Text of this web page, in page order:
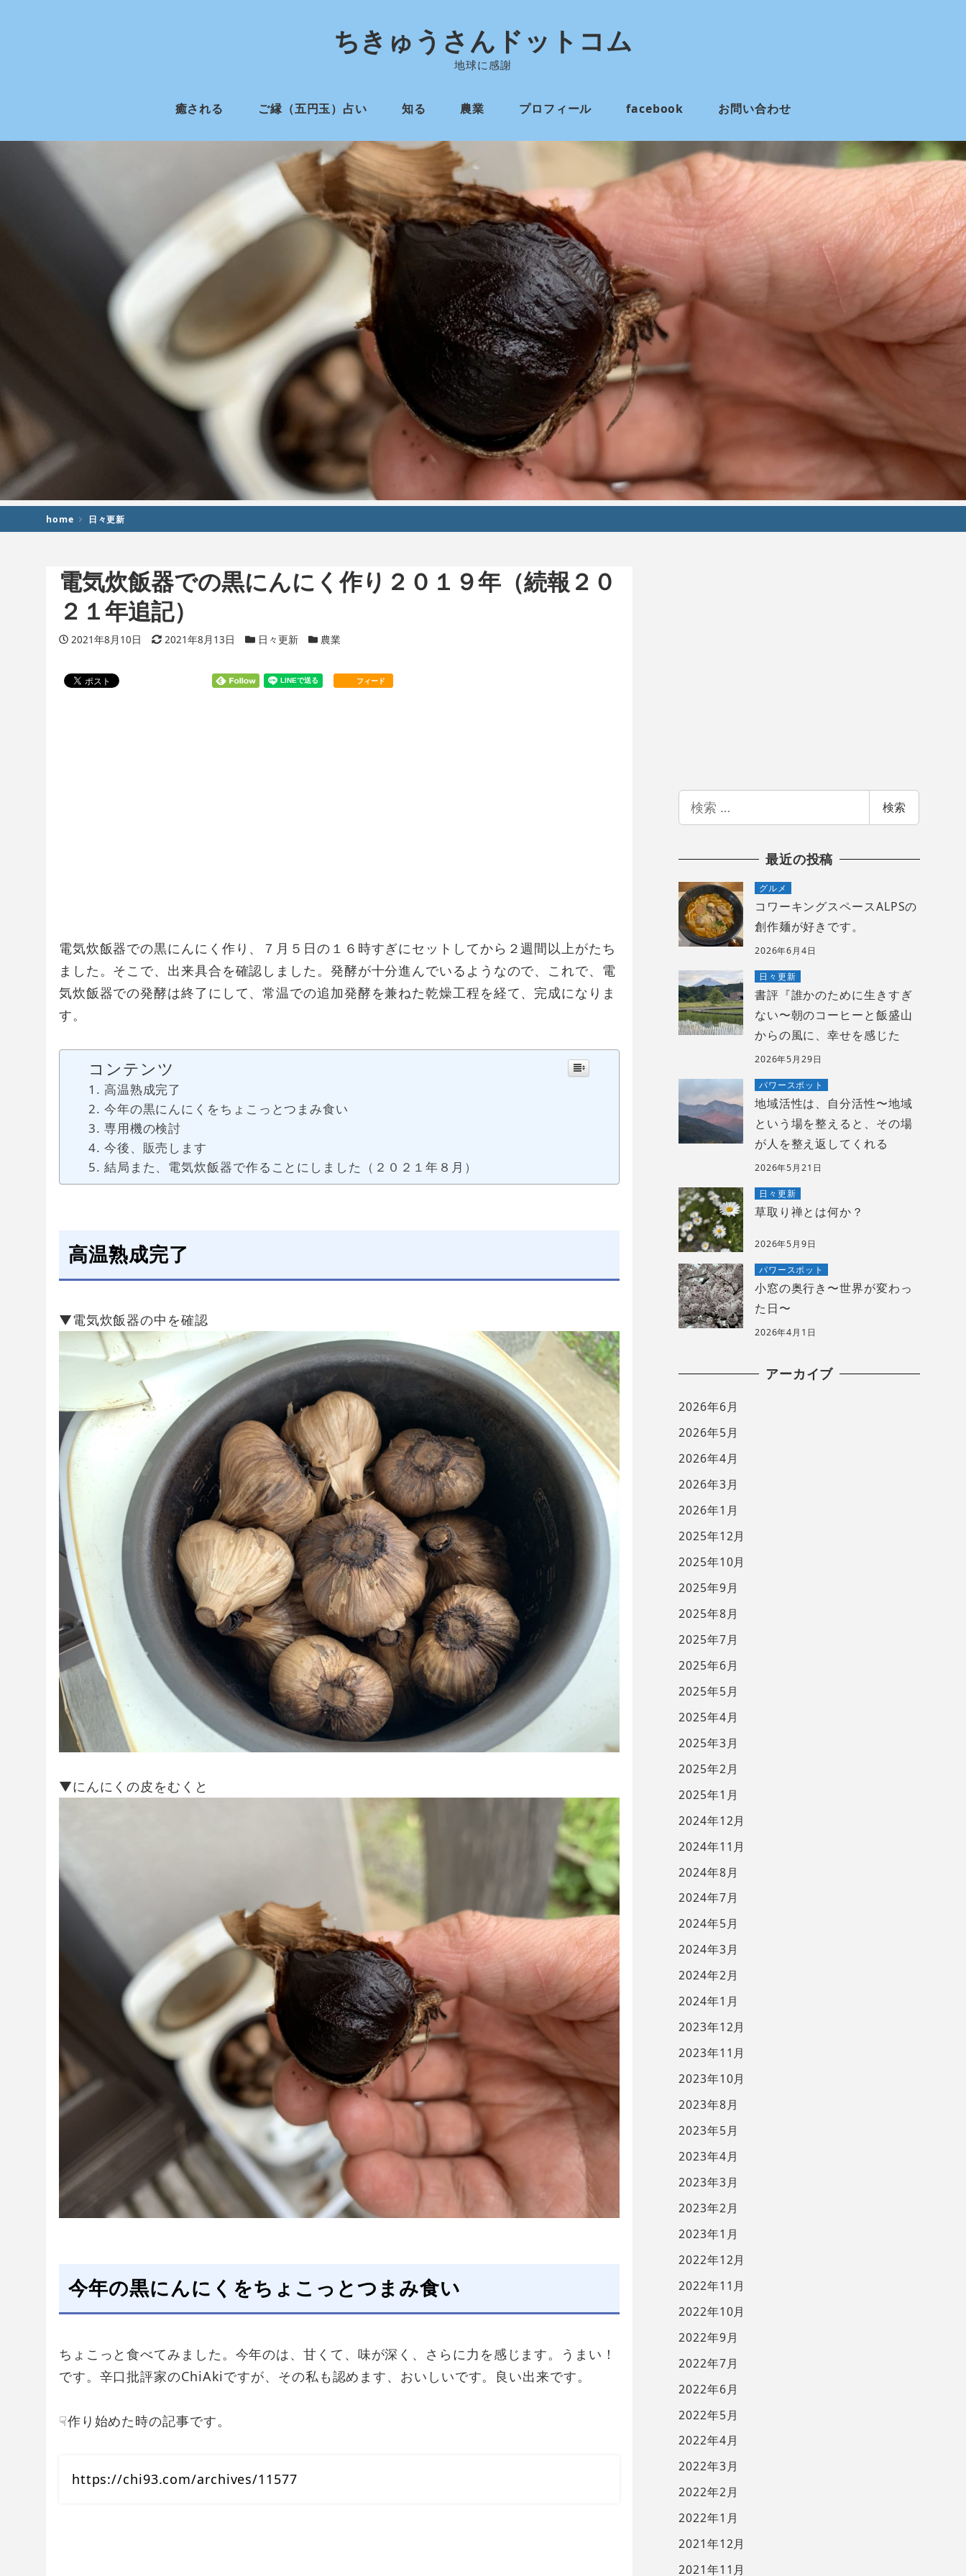
ちきゅうさんドットコム
地球に感謝
癒される ご縁（五円玉）占い 知る 農業 プロフィール facebook お問い合わせ
home 日々更新
電気炊飯器での黒にんにく作り２０１９年（続報２０
２１年追記）
投稿日
2021年8月10日 更新日
2021年8月13日 カテゴリー
日々更新 カテゴリー
農業
フィード
電気炊飯器での黒にんにく作り、７月５日の１６時すぎにセットしてから２週間以上がたち
ました。そこで、出来具合を確認しました。発酵が十分進んでいるようなので、これで、電
気炊飯器での発酵は終了にして、常温での追加発酵を兼ねた乾燥工程を経て、完成になりま
す。
コンテンツ
高温熟成完了
今年の黒にんにくをちょこっとつまみ食い
専用機の検討
今後、販売します
結局また、電気炊飯器で作ることにしました（２０２１年８月）
高温熟成完了
▼電気炊飯器の中を確認
▼にんにくの皮をむくと
今年の黒にんにくをちょこっとつまみ食い
ちょこっと食べてみました。今年のは、甘くて、味が深く、さらに力を感じます。うまい！
です。辛口批評家のChiAkiですが、その私も認めます、おいしいです。良い出来です。
☟作り始めた時の記事です。
https://chi93.com/archives/11577
索
検索
最近の投稿
グルメ
コワーキングスペースALPSの
創作麺が好きです。
2026年6月4日
日々更新
書評『誰かのために生きすぎ
ない〜朝のコーヒーと飯盛山
からの風に、幸せを感じた
2026年5月29日
パワースポット
地域活性は、自分活性〜地域
という場を整えると、その場
が人を整え返してくれる
2026年5月21日
日々更新
草取り禅とは何か？
2026年5月9日
パワースポット
小窓の奥行き〜世界が変わっ
た日〜
2026年4月1日
アーカイブ
2026年6月
2026年5月
2026年4月
2026年3月
2026年1月
2025年12月
2025年10月
2025年9月
2025年8月
2025年7月
2025年6月
2025年5月
2025年4月
2025年3月
2025年2月
2025年1月
2024年12月
2024年11月
2024年8月
2024年7月
2024年5月
2024年3月
2024年2月
2024年1月
2023年12月
2023年11月
2023年10月
2023年8月
2023年5月
2023年4月
2023年3月
2023年2月
2023年1月
2022年12月
2022年11月
2022年10月
2022年9月
2022年7月
2022年6月
2022年5月
2022年4月
2022年3月
2022年2月
2022年1月
2021年12月
2021年11月